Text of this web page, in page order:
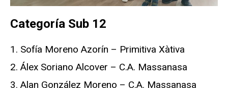
Categoría Sub 12
Sofía Moreno Azorín – Primitiva Xàtiva
Álex Soriano Alcover – C.A. Massanasa
Alan González Moreno – C.A. Massanasa